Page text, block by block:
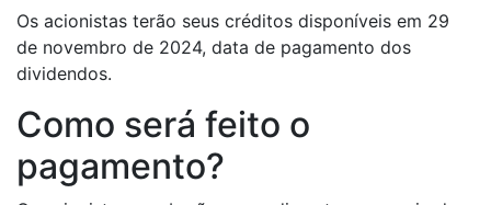
Os acionistas terão seus créditos disponíveis em 29
de novembro de 2024, data de pagamento dos
dividendos.
Como será feito o
pagamento?